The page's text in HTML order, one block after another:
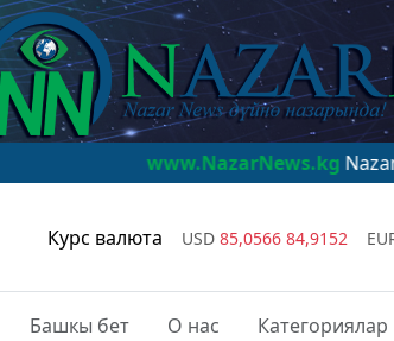
www.NazarNews.kgNazarNews - дүйнө
Курс валюта USD 85,0566 84,9152
Башкы бет О нас Категориялар